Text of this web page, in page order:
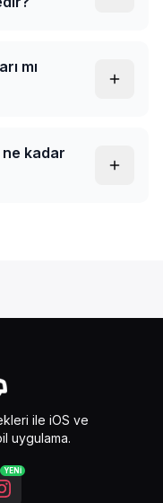
mı
ne kadar
ile iOS ve
uygulama.
YENİ